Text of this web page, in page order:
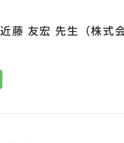
藤 友宏 先生（株式